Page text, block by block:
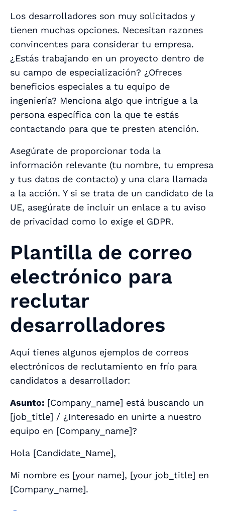
Los desarrolladores son muy solicitados y
tienen muchas opciones. Necesitan razones
convincentes para considerar tu empresa.
¿Estás trabajando en un proyecto dentro de
su campo de especialización? ¿Ofreces
beneficios especiales a tu equipo de
ingeniería? Menciona algo que intrigue a la
persona específica con la que te estás
contactando para que te presten atención.
Asegúrate de proporcionar toda la
información relevante (tu nombre, tu empresa
y tus datos de contacto) y una clara llamada
a la acción. Y si se trata de un candidato de la
UE, asegúrate de incluir un enlace a tu aviso
de privacidad como lo exige el GDPR.
Plantilla de correo
electrónico para
reclutar
desarrolladores
Aquí tienes algunos ejemplos de correos
electrónicos de reclutamiento en frío para
candidatos a desarrollador:
Asunto: [Company_name] está buscando un
[job_title] / ¿Interesado en unirte a nuestro
equipo en [Company_name]?
Hola [Candidate_Name],
Mi nombre es [your name], [your job_title] en
[Company_name].